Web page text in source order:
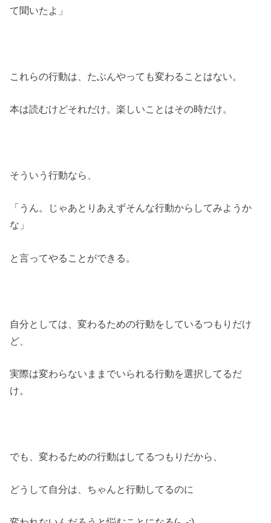
て聞いたよ」
これらの行動は、たぶんやっても変わることはない。
本は読むけどそれだけ。楽しいことはその時だけ。
そういう行動なら、
「うん。じゃあとりあえずそんな行動からしてみようか
な」
と言ってやることができる。
自分としては、変わるための行動をしているつもりだけ
ど、
実際は変わらないままでいられる行動を選択してるだ
け。
でも、変わるための行動はしてるつもりだから、
どうして自分は、ちゃんと行動してるのに